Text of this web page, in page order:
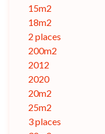
15m2
18m2
2 places
200m2
2012
2020
20m2
25m2
3 places